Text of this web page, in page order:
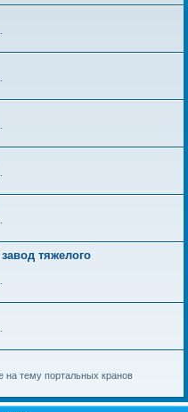
тяжелого
на тему портальных кранов